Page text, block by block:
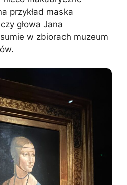
przykład maska
głowa Jana
w zbiorach muzeum